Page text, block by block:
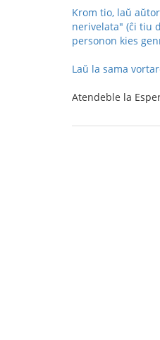
Krom tio, laŭ
nerivelata" (ĉi tiu
personon kies
Laŭ la sama
Atendeble la